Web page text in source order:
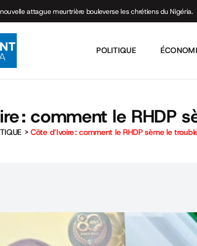
attague meurtrière bouleverse les chrétiens du Nigéria.
POLITIQUE
: comment le RHDP
>Côte d’Ivoire : comment le RHDP sème le